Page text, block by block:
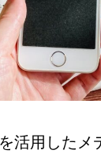
活用したメ